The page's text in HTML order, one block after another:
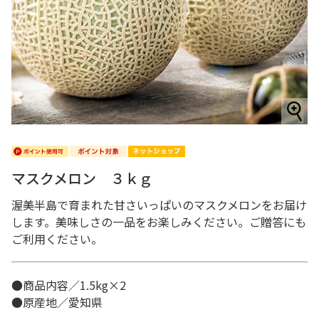
マスクメロン ３ｋｇ
渥美半島で育まれた甘さいっぱいのマスクメロンをお届け
します。美味しさの一品をお楽しみください。ご贈答にも
ご利用ください。
●商品内容／1.5kg×2
●原産地／愛知県